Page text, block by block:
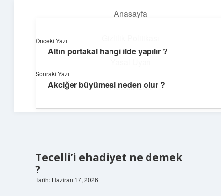
Anasayfa
Hakkımızda
Günlük İlham
Farklı bakış açılarıyla hayatı gör.
Tecelli’i ehadiyet ne demek
?
Tarih: Haziran 17, 2026
Önceki Yazı
Altın portakal hangi ilde yapılır ?
Sonraki Yazı
Akciğer büyümesi neden olur ?